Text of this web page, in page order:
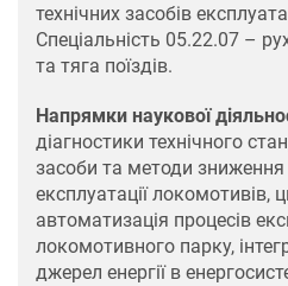
технічних засобів
Спеціальність 05.22.07 –
та тяга поїздів.
Напрямки наукової
діагностики технічного
засоби та методи зниження
експлуатації локомотивів,
автоматизація процесів
локомотивного парку,
джерел енергії в